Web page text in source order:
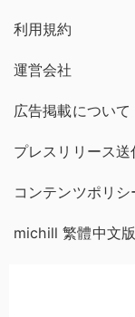
利用規約
運営会社
広告掲載について
プレスリリース送
コンテンツポリシ
michill 繁體中文版